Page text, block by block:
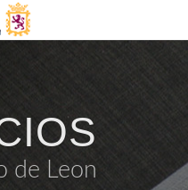
de Leon